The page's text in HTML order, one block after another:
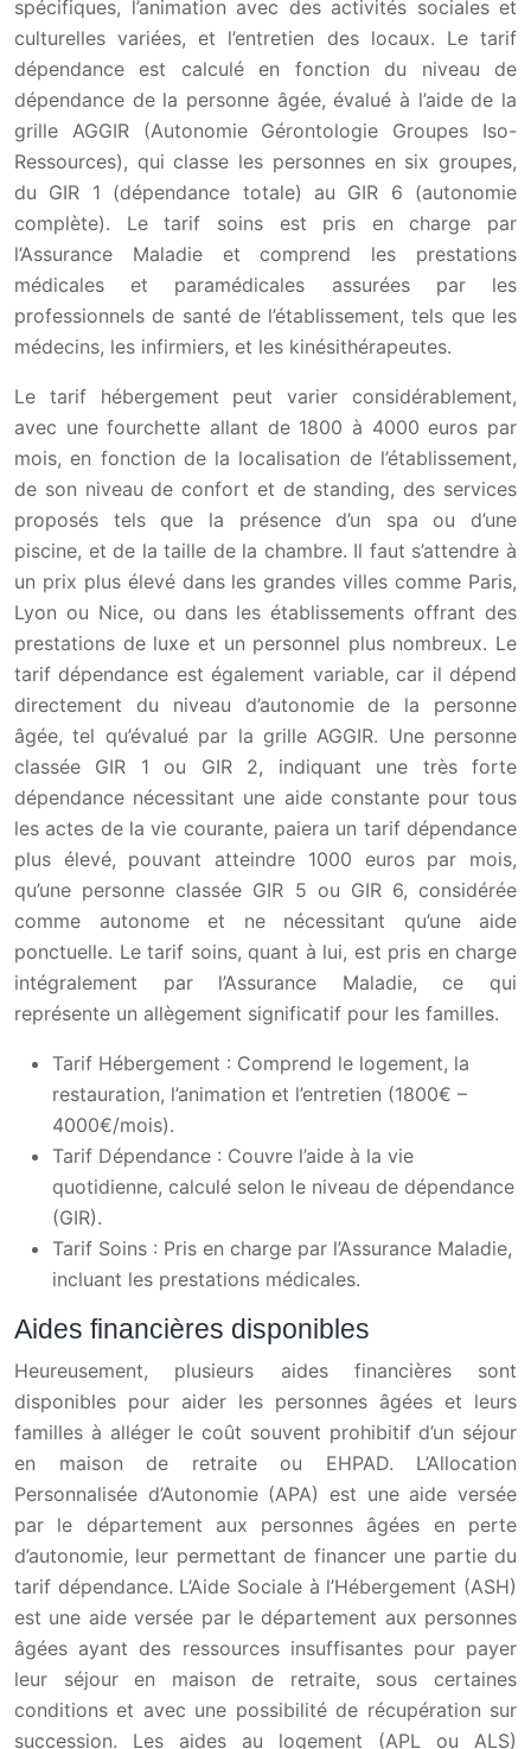
spécifiques, l’animation avec des activités sociales et
culturelles variées, et l’entretien des locaux. Le tarif
dépendance est calculé en fonction du niveau de
dépendance de la personne âgée, évalué à l’aide de la
grille AGGIR (Autonomie Gérontologie Groupes Iso-
Ressources), qui classe les personnes en six groupes,
du GIR 1 (dépendance totale) au GIR 6 (autonomie
complète). Le tarif soins est pris en charge par
l’Assurance Maladie et comprend les prestations
médicales et paramédicales assurées par les
professionnels de santé de l’établissement, tels que les
médecins, les infirmiers, et les kinésithérapeutes.
Le tarif hébergement peut varier considérablement,
avec une fourchette allant de 1800 à 4000 euros par
mois, en fonction de la localisation de l’établissement,
de son niveau de confort et de standing, des services
proposés tels que la présence d’un spa ou d’une
piscine, et de la taille de la chambre. Il faut s’attendre à
un prix plus élevé dans les grandes villes comme Paris,
Lyon ou Nice, ou dans les établissements offrant des
prestations de luxe et un personnel plus nombreux. Le
tarif dépendance est également variable, car il dépend
directement du niveau d’autonomie de la personne
âgée, tel qu’évalué par la grille AGGIR. Une personne
classée GIR 1 ou GIR 2, indiquant une très forte
dépendance nécessitant une aide constante pour tous
les actes de la vie courante, paiera un tarif dépendance
plus élevé, pouvant atteindre 1000 euros par mois,
qu’une personne classée GIR 5 ou GIR 6, considérée
comme autonome et ne nécessitant qu’une aide
ponctuelle. Le tarif soins, quant à lui, est pris en charge
intégralement par l’Assurance Maladie, ce qui
représente un allègement significatif pour les familles.
Tarif Hébergement : Comprend le logement, la
restauration, l’animation et l’entretien (1800€ –
4000€/mois).
Tarif Dépendance : Couvre l’aide à la vie
quotidienne, calculé selon le niveau de dépendance
(GIR).
Tarif Soins : Pris en charge par l’Assurance Maladie,
incluant les prestations médicales.
Aides financières disponibles
Heureusement, plusieurs aides financières sont
disponibles pour aider les personnes âgées et leurs
familles à alléger le coût souvent prohibitif d’un séjour
en maison de retraite ou EHPAD. L’Allocation
Personnalisée d’Autonomie (APA) est une aide versée
par le département aux personnes âgées en perte
d’autonomie, leur permettant de financer une partie du
tarif dépendance. L’Aide Sociale à l’Hébergement (ASH)
est une aide versée par le département aux personnes
âgées ayant des ressources insuffisantes pour payer
leur séjour en maison de retraite, sous certaines
conditions et avec une possibilité de récupération sur
succession. Les aides au logement (APL ou ALS)